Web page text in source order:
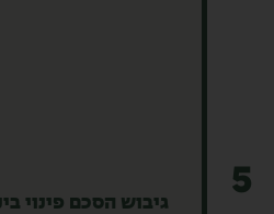
5
גיבוש הסכם פינוי